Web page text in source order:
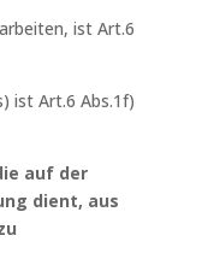
ist Art.6
ist Art.6 Abs.1f)
auf der
dient, aus